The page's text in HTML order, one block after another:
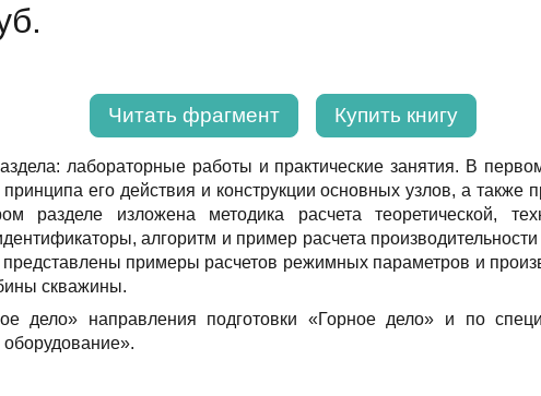
Читать фрагмент Купить книгу
лабораторные работы и практические занятия. В
его действия и конструкции основных узлов, а также
разделе изложена методика расчета теоретической,
алгоритм и пример расчета
примеры расчетов режимных параметров и
скважины.
дело» направления подготовки «Горное дело» и по